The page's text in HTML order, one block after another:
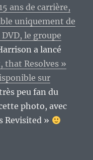
ans de carrière,
uniquement de
le groupe
a lancé
that Resolves »
sur
peu fan du
photo, avec
Revisited »